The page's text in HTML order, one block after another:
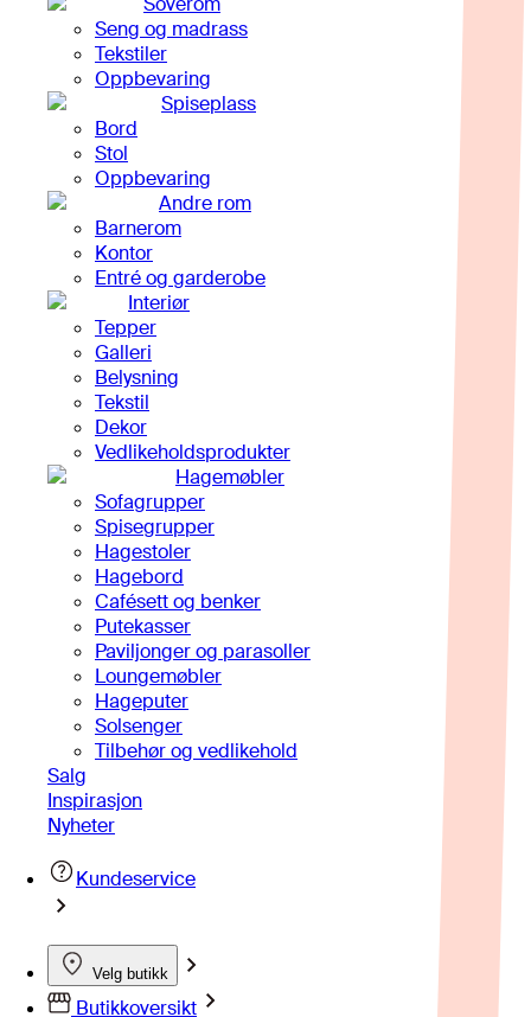
Seng og madrass
Tekstiler
Oppbevaring
Spiseplass
Bord
Stol
Oppbevaring
Andre rom
Barnerom
Kontor
Entré og garderobe
Interiør
Tepper
Galleri
Belysning
Tekstil
Dekor
Vedlikeholdsprodukter
Hagemøbler
Sofagrupper
Spisegrupper
Hagestoler
Hagebord
Cafésett og benker
Putekasser
Paviljonger og parasoller
Loungemøbler
Hageputer
Solsenger
Tilbehør og vedlikehold
Salg
Inspirasjon
Nyheter
Kundeservice
Velg butikk
Butikkoversikt